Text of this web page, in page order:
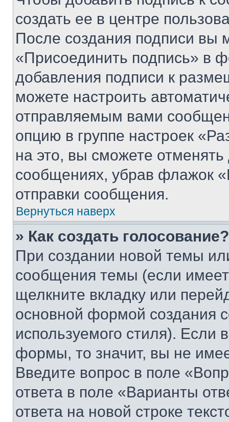
создать ее в центре
После создания подписи вы
«Присоединить подпись» в
добавления подписи к
можете настроить
отправляемым вами
опцию в группе настроек
на это, вы сможете
сообщениях, убрав флажок
отправки сообщения.
Вернуться наверх
» Как создать голосование?
При создании новой темы
сообщения темы (если
щелкните вкладку или
основной формой создания
используемого стиля). Если
формы, то значит, вы не
Введите вопрос в поле
ответа в поле «Варианты
ответа на новой строке